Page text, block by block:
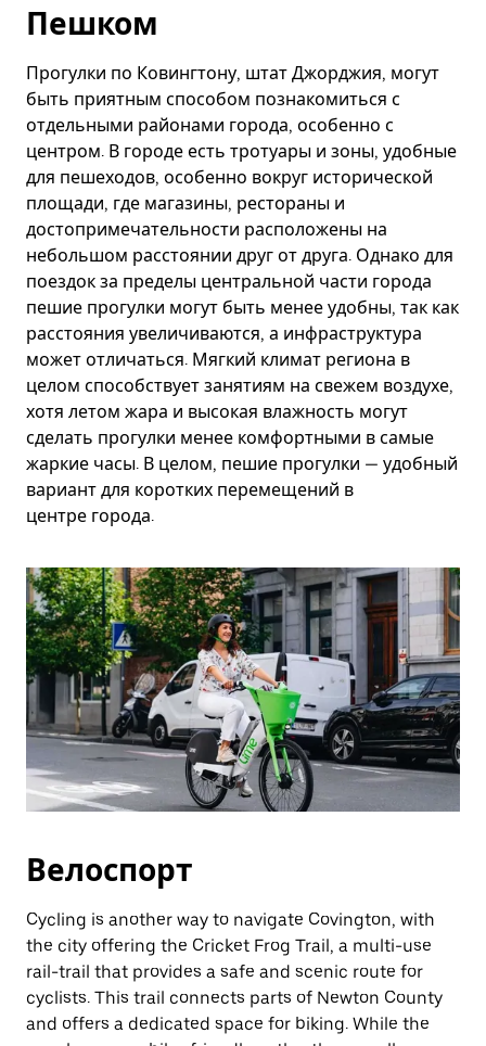
Пешком
Прогулки по Ковингтону, штат Джорджия, могут
быть приятным способом познакомиться с
отдельными районами города, особенно с
центром. В городе есть тротуары и зоны, удобные
для пешеходов, особенно вокруг исторической
площади, где магазины, рестораны и
достопримечательности расположены на
небольшом расстоянии друг от друга. Однако для
поездок за пределы центральной части города
пешие прогулки могут быть менее удобны, так как
расстояния увеличиваются, а инфраструктура
может отличаться. Мягкий климат региона в
целом способствует занятиям на свежем воздухе,
хотя летом жара и высокая влажность могут
сделать прогулки менее комфортными в самые
жаркие часы. В целом, пешие прогулки — удобный
вариант для коротких перемещений в
центре города.
Велоспорт
Cycling is another way to navigate Covington, with
the city offering the Cricket Frog Trail, a multi-use
rail-trail that provides a safe and scenic route for
cyclists. This trail connects parts of Newton County
and offers a dedicated space for biking. While the